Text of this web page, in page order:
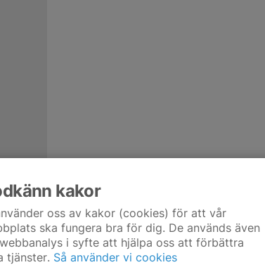
kakor
oss av kakor (cookies) för att vår
ska fungera bra för dig. De används även
i syfte att hjälpa oss att förbättra
tjänster. Så använder vi cookies